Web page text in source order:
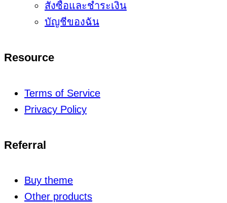
สั่งซื้อและชำระเงิน
บัญชีของฉัน
Resource
Terms of Service
Privacy Policy
Referral
Buy theme
Other products